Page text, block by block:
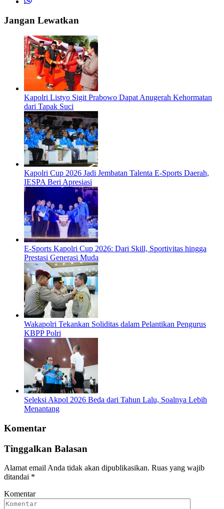
Jangan Lewatkan
Kapolri Listyo Sigit Prabowo Dapat Anugerah Kehormatan
dari Tapak Suci
Kapolri Cup 2026 Jadi Jembatan Talenta E-Sports Daerah,
IESPA Beri Apresiasi
E-Sports Kapolri Cup 2026: Dari Skill, Sportivitas hingga
Prestasi Generasi Muda
Wakapolri Tekankan Soliditas dalam Pelantikan Pengurus
KBPP Polri
Seleksi Akpol 2026 Beda dari Tahun Lalu, Soalnya Lebih
Menantang
Komentar
Tinggalkan Balasan
Alamat email Anda tidak akan dipublikasikan. Ruas yang wajib
ditandai *
Komentar